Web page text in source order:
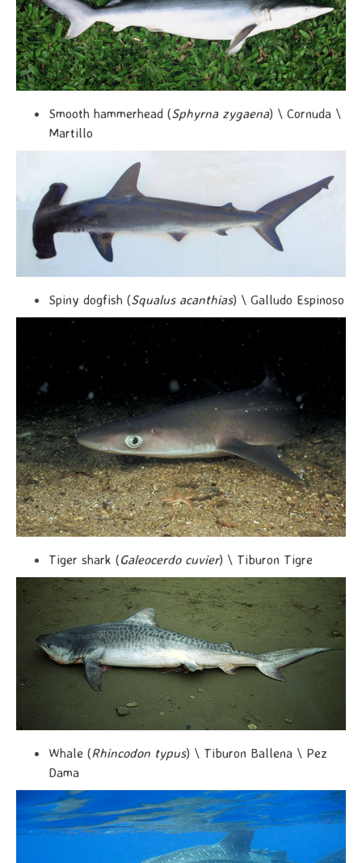
Smooth hammerhead (Sphyrna zygaena) \ Cornuda \
Martillo
Spiny dogfish (Squalus acanthias) \ Galludo Espinoso
Tiger shark (Galeocerdo cuvier) \ Tiburon Tigre
Whale (Rhincodon typus) \ Tiburon Ballena \ Pez
Dama